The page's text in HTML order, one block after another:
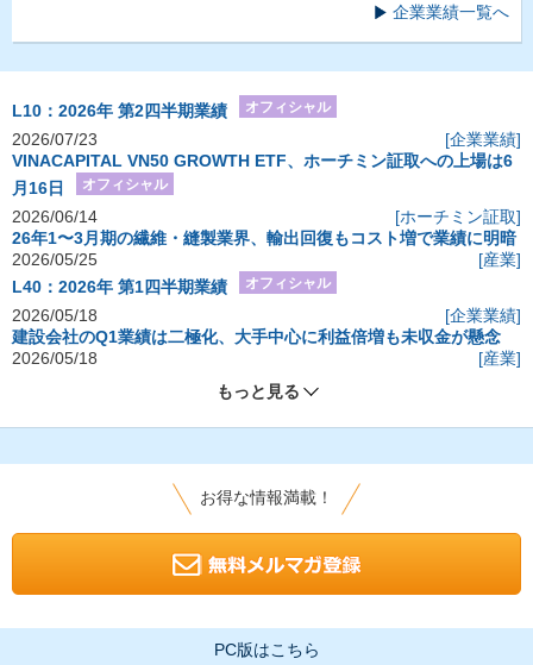
企業業績一覧へ
L10：2026年 第2四半期業績 オフィシャル
2026/07/23
[企業業績]
VINACAPITAL VN50 GROWTH ETF、ホーチミン証取への上場は6
月16日
オフィシャル
2026/06/14
[ホーチミン証取]
26年1〜3月期の繊維・縫製業界、輸出回復もコスト増で業績に明暗
2026/05/25
[産業]
L40：2026年 第1四半期業績
オフィシャル
2026/05/18
[企業業績]
建設会社のQ1業績は二極化、大手中心に利益倍増も未収金が懸念
2026/05/18
[産業]
もっと見る
お得な情報満載！
PC版はこちら